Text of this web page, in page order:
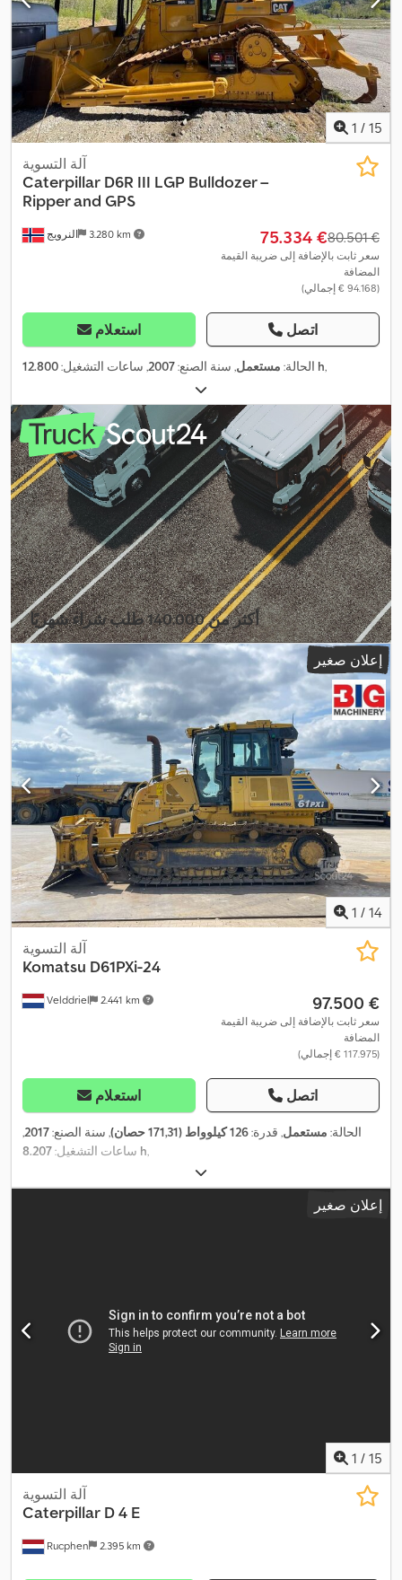
1 / 15
النرويج 3.280 km
آلة التسوية
Caterpillar D6R III LGP Bulldozer –
Ripper and GPS
‏75.334 € ‏80.501 €
سعر ثابت بالإضافة إلى ضريبة القيمة
المضافة
(‏94.168 € إجمالي)
استعلام اتصل
الحالة: مستعمل, سنة الصنع:2007, ساعات التشغيل: 12.800 h,
أكثر من 140.000 طلب شراء شهريًا
اختر باقة التاجر إعلان صغير
1 / 14
Velddriel 2.441 km
آلة التسوية
Komatsu D61PXi-24
‏97.500 €
سعر ثابت بالإضافة إلى ضريبة القيمة
المضافة
(‏117.975 € إجمالي)
استعلام اتصل
الحالة: مستعمل, قدرة:126 كيلوواط (171,31 حصان) , سنة الصنع:2017
,
ساعات التشغيل: 8.207 h,
إعلان صغير
1 / 15
Rucphen 2.395 km
آلة التسوية
Caterpillar D 4 E